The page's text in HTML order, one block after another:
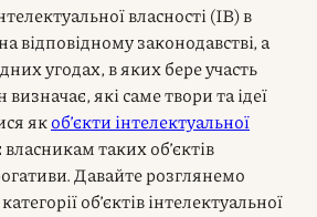
власності (ІВ) в
відповідному законодавстві, а
угодах, в яких бере участь
які саме твори та ідеї
якоб’єкти інтелектуальної
власникам таких об’єктів
Давайте розглянемо
об’єктів інтелектуальної